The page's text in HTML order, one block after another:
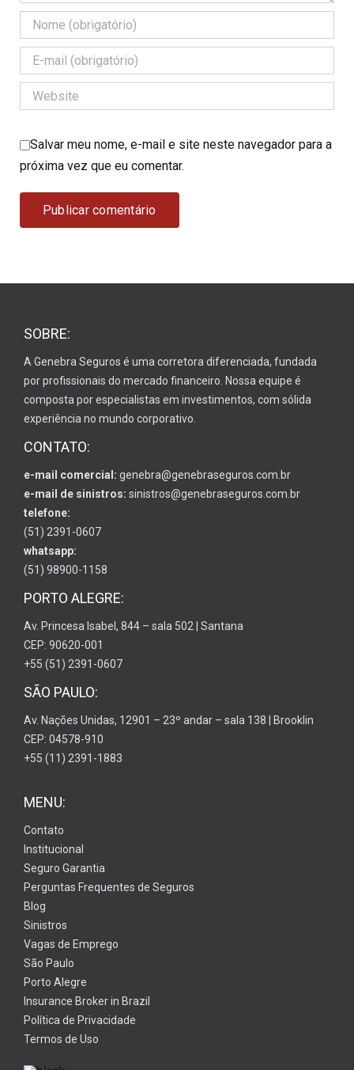
Salvar meu nome, e-mail e site neste navegador para a
próxima vez que eu comentar.
SOBRE:
A Genebra Seguros é uma corretora diferenciada, fundada
por profissionais do mercado financeiro. Nossa equipe é
composta por especialistas em investimentos, com sólida
experiência no mundo corporativo.
CONTATO:
e-mail comercial: genebra@genebraseguros.com.br
e-mail de sinistros: sinistros@genebraseguros.com.br
telefone:
(51) 2391-0607
whatsapp:
(51) 98900-1158
PORTO ALEGRE:
Av. Princesa Isabel, 844 – sala 502 | Santana
CEP: 90620-001
+55 (51) 2391-0607
SÃO PAULO:
Av. Nações Unidas, 12901 – 23º andar – sala 138 | Brooklin
CEP: 04578-910
+55 (11) 2391-1883
MENU:
Contato
Institucional
Seguro Garantia
Perguntas Frequentes de Seguros
Blog
Sinistros
Vagas de Emprego
São Paulo
Porto Alegre
Insurance Broker in Brazil
Política de Privacidade
Termos de Uso